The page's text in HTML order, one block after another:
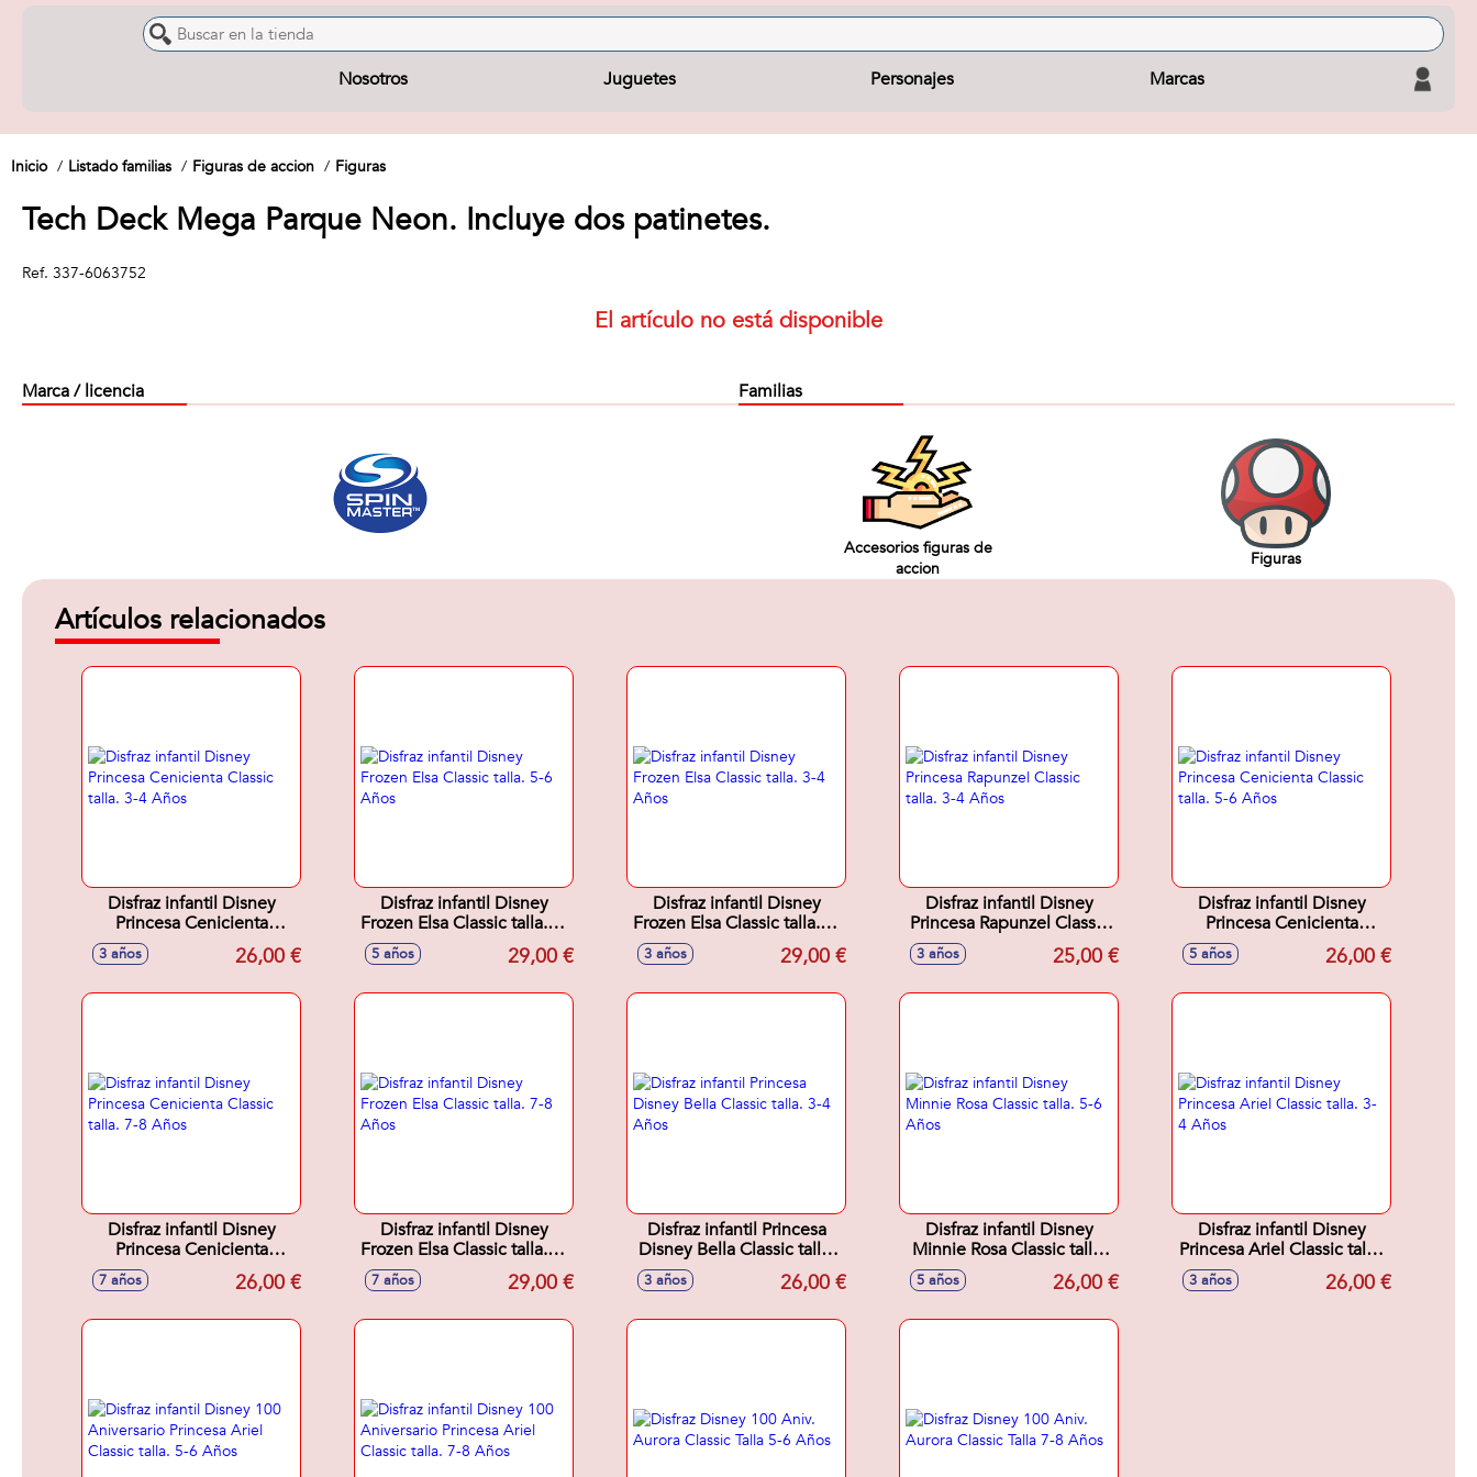
Nosotros Juguetes Personajes Marcas
Inicio Listado familias Figuras de accion Figuras
Tech Deck Mega Parque Neon. Incluye dos patinetes.
Ref. 337-6063752
El artículo no está disponible
Marca / licencia Familias
Accesorios figuras de
accion
Figuras
Artículos relacionados
Disfraz infantil Disney
Princesa Cenicienta
Classic talla. 3-4 Años
3 años 26,00 €
Disfraz infantil Disney
Frozen Elsa Classic talla. 5-
5 años 29,00 €
Disfraz infantil Disney
Frozen Elsa Classic talla. 3-
3 años 29,00 €
Disfraz infantil Disney
Princesa Rapunzel Classic
talla. 3-4 Años
3 años 25,00 €
Disfraz infantil Disney
Princesa Cenicienta
Classic talla. 5-6 Años
5 años 26,00 €
Disfraz infantil Disney
Princesa Cenicienta
Classic talla. 7-8 Años
7 años 26,00 €
Disfraz infantil Disney
Frozen Elsa Classic talla. 7-
7 años 29,00 €
Disfraz infantil Princesa
Disney Bella Classic talla.
3 años 26,00 €
Disfraz infantil Disney
Minnie Rosa Classic talla.
5 años 26,00 €
Disfraz infantil Disney
Princesa Ariel Classic talla.
3 años 26,00 €